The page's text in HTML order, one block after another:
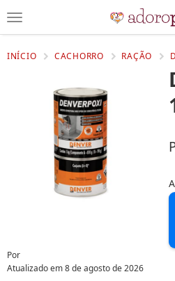
INÍCIO CACHORRO RAÇÃO
Por
Atualizado em8 de agosto de 2026